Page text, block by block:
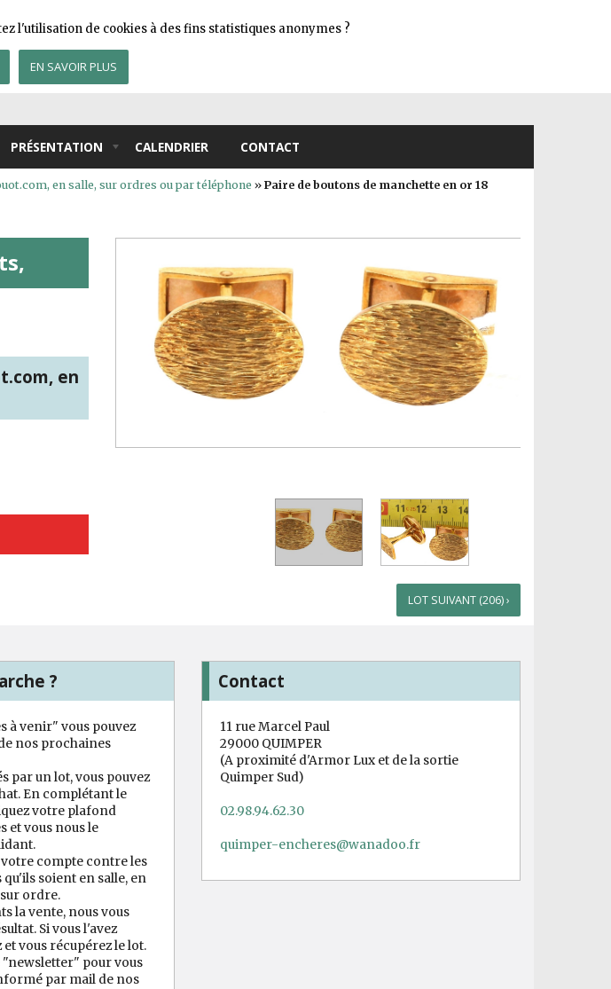
PRÉSENTATION CALENDRIER CONTACT
en salle, sur ordres ou par téléphone » Paire de boutons de manchette en or 18
en
LOT SUIVANT (206) ›
?
à venir" vous pouvez
nos prochaines
par un lot, vous pouvez
En complétant le
votre plafond
et vous nous le
compte contre les
soient en salle, en
ordre.
la vente, nous vous
Si vous l'avez
vous récupérez le lot.
pour vous
par mail de nos
Contact
11 rue Marcel Paul
29000 QUIMPER
(A proximité d'Armor Lux et de la sortie
Quimper Sud)
02.98.94.62.30
quimper-encheres@wanadoo.fr
l'utilisation de cookies à des fins statistiques anonymes ?
EN SAVOIR PLUS